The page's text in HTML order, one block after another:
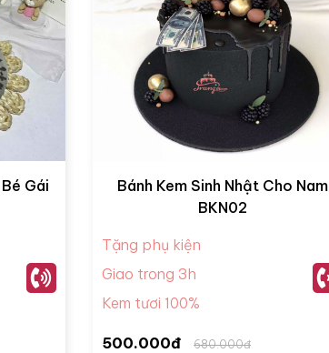
Gái
Bánh Kem Sinh Nhật Cho Nam
BKN02
Tặng phụ kiện
Giao trong 3h
Kem tươi 100%
500.000đ 680.000đ